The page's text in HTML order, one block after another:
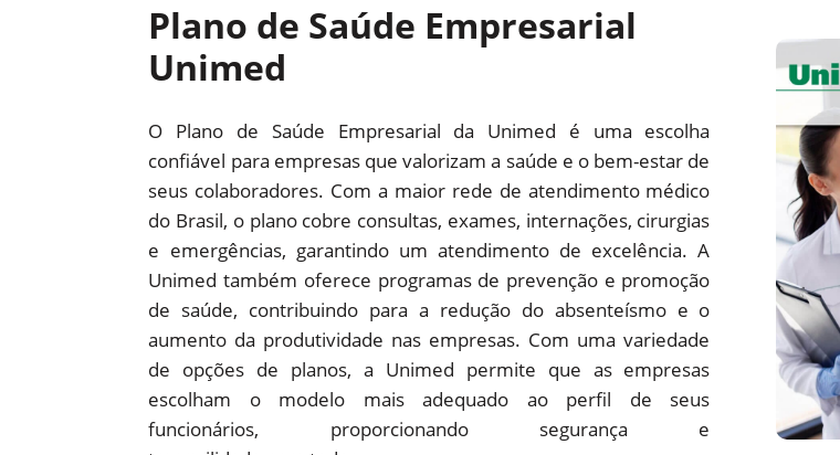
Plano de Saúde Empresarial
Unimed
O Plano de Saúde Empresarial da Unimed é uma escolha
confiável para empresas que valorizam a saúde e o bem-estar de
seus colaboradores. Com a maior rede de atendimento médico
do Brasil, o plano cobre consultas, exames, internações, cirurgias
e emergências, garantindo um atendimento de excelência. A
Unimed também oferece programas de prevenção e promoção
de saúde, contribuindo para a redução do absenteísmo e o
aumento da produtividade nas empresas. Com uma variedade
de opções de planos, a Unimed permite que as empresas
escolham o modelo mais adequado ao perfil de seus
funcionários, proporcionando segurança e